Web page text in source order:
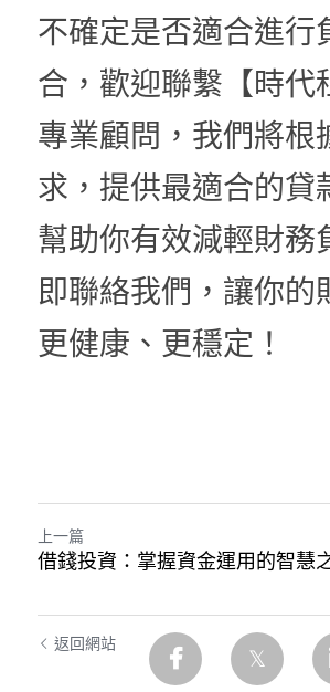
不確定是否適合進行
合，歡迎聯繫【時代
專業顧問，我們將根
求，提供最適合的貸
幫助你有效減輕財務
即聯絡我們，讓你的
更健康、更穩定！
上一篇
借錢投資：掌握資金運用的智慧
返回網站